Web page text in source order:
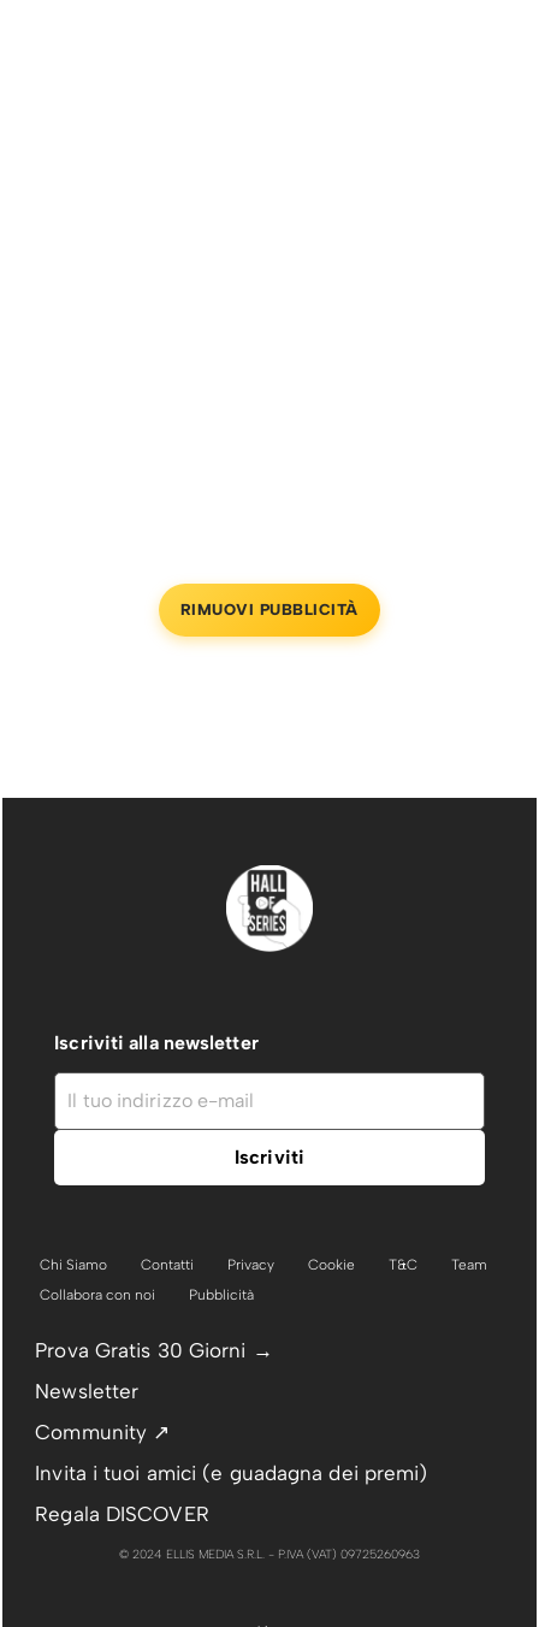
RIMUOVI PUBBLICITÀ
Iscriviti alla newsletter
Chi Siamo Contatti Privacy Cookie T&C
Team
Collabora con noi
Pubblicità
Prova Gratis 30 Giorni →
Newsletter
Community ↗
Invita i tuoi amici (e guadagna dei premi)
Regala DISCOVER
© 2024 ELLIS MEDIA S.R.L. - P.IVA (VAT) 09725260963